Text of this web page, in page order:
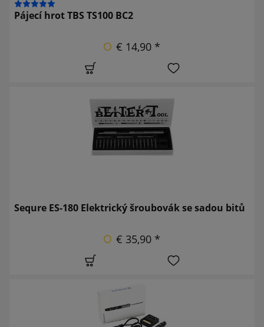
Pájecí hrot TBS TS100 BC2
€ 14,90 *
Sequre ES-180 Elektrický šroubovák se sadou bitů
€ 35,90 *